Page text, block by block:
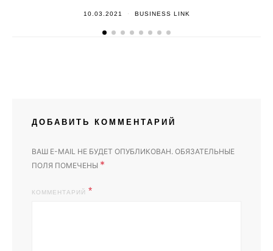
10.03.2021 BUSINESS LINK
ДОБАВИТЬ КОММЕНТАРИЙ
ВАШ E-MAIL НЕ БУДЕТ ОПУБЛИКОВАН. ОБЯЗАТЕЛЬНЫЕ
ПОЛЯ ПОМЕЧЕНЫ *
КОММЕНТАРИЙ